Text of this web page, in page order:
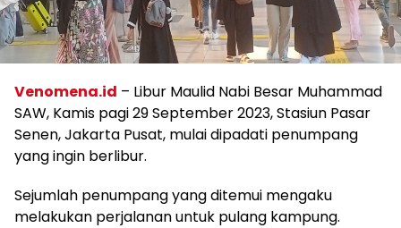
Venomena.id – Libur Maulid Nabi Besar Muhammad
SAW, Kamis pagi 29 September 2023, Stasiun Pasar
Senen, Jakarta Pusat, mulai dipadati penumpang
yang ingin berlibur.
Sejumlah penumpang yang ditemui mengaku
melakukan perjalanan untuk pulang kampung.